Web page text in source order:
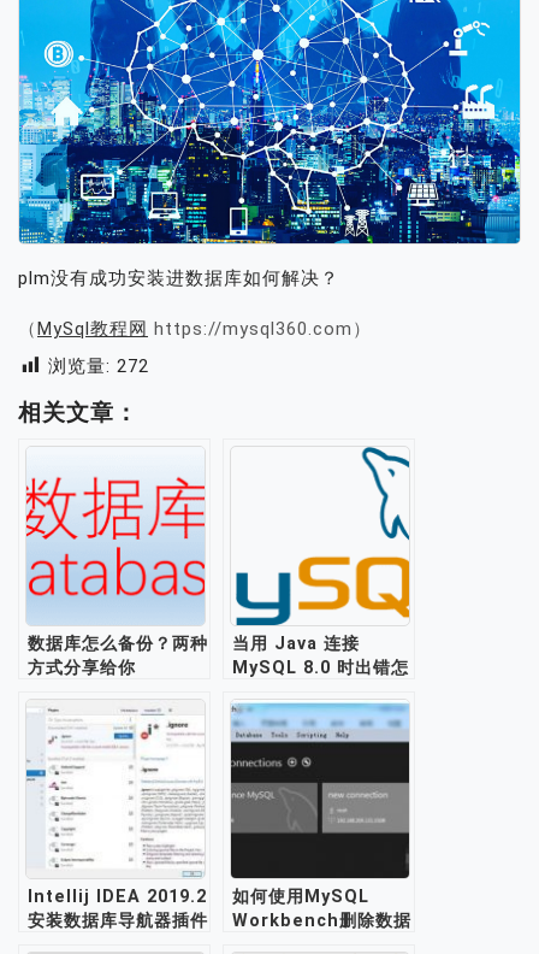
plm没有成功安装进数据库如何解决？
（MySql教程网 https://mysql360.com）
浏览量: 272
相关文章：
数据库怎么备份？两种
方式分享给你
当用 Java 连接
MySQL 8.0 时出错怎
Intellij IDEA 2019.2
安装数据库导航器插件
如何使用MySQL
Workbench删除数据